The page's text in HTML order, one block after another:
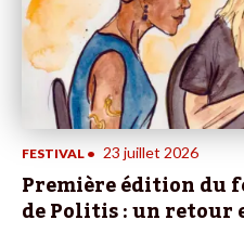
FESTIVAL • 23 juillet 2026
Première édition du
de Politis : un retour